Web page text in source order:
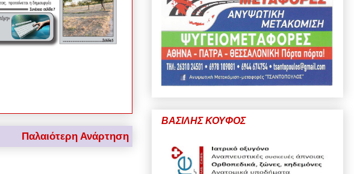
Παλαιότερη Ανάρτηση
ΒΑΣΙΛΗΣ ΚΟΥΦΟΣ